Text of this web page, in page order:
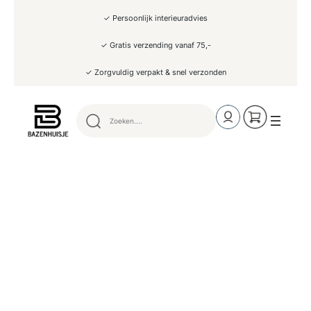
✓ Persoonlijk interieuradvies
✓ Gratis verzending vanaf 75,-
✓ Zorgvuldig verpakt & snel verzonden